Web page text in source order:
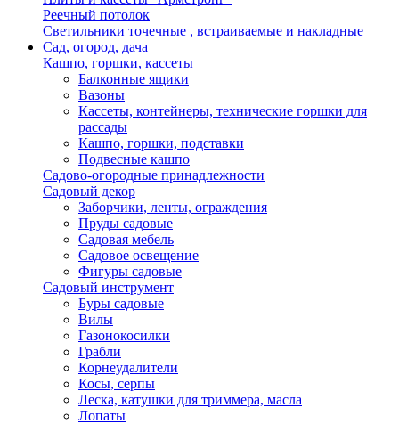
Реечный потолок
Светильники точечные , встраиваемые и накладные
Сад, огород, дача
Кашпо, горшки, кассеты
Балконные ящики
Вазоны
Кассеты, контейнеры, технические горшки для
рассады
Кашпо, горшки, подставки
Подвесные кашпо
Садово-огородные принадлежности
Садовый декор
Заборчики, ленты, ограждения
Пруды садовые
Садовая мебель
Садовое освещение
Фигуры садовые
Садовый инструмент
Буры садовые
Вилы
Газонокосилки
Грабли
Корнеудалители
Косы, серпы
Леска, катушки для триммера, масла
Лопаты